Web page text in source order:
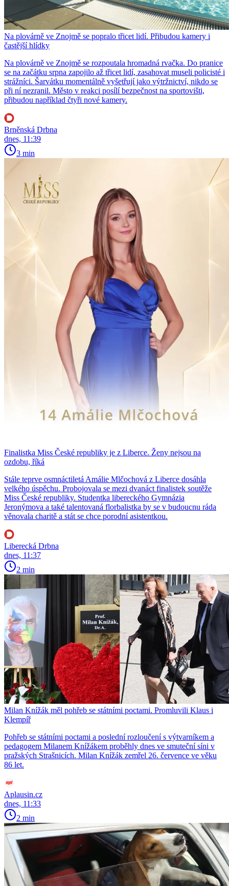
Na plovárně ve Znojmě se popralo třicet lidí. Přibudou kamery i
častější hlídky
Na plovárně ve Znojmě se rozpoutala hromadná rvačka. Do pranice
se na začátku srpna zapojilo až třicet lidí, zasahovat museli policisté i
strážníci. Šarvátku momentálně vyšetřují jako výtržnictví, nikdo se
při ní nezranil. Město v reakci posílí bezpečnost na sportovišti,
přibudou například čtyři nové kamery.
Brněnská Drbna
dnes, 11:39
3 min
Finalistka Miss České republiky je z Liberce. Ženy nejsou na
ozdobu, říká
Stále teprve osmnáctiletá Amálie Mlčochová z Liberce dosáhla
velkého úspěchu. Probojovala se mezi dvanáct finalistek soutěže
Miss České republiky. Studentka libereckého Gymnázia
Jeronýmova a také talentovaná florbalistka by se v budoucnu ráda
věnovala charitě a stát se chce porodní asistentkou.
Liberecká Drbna
dnes, 11:37
2 min
Milan Knížák měl pohřeb se státními poctami. Promluvili Klaus i
Klempíř
Pohřeb se státními poctami a poslední rozloučení s výtvarníkem a
pedagogem Milanem Knížákem proběhly dnes ve smuteční síni v
pražských Strašnicích. Milan Knížák zemřel 26. července ve věku
86 let.
Aplausin.cz
dnes, 11:33
2 min